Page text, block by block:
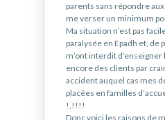
parents sans répondre
me verser un minimum
Ma situation n’est pas
paralysée en Epadh et, de
m’ont interdit d’enseigner
encore des clients par
accident auquel cas mes
placées en familles
!,!!!!
Donc voici les raisons de